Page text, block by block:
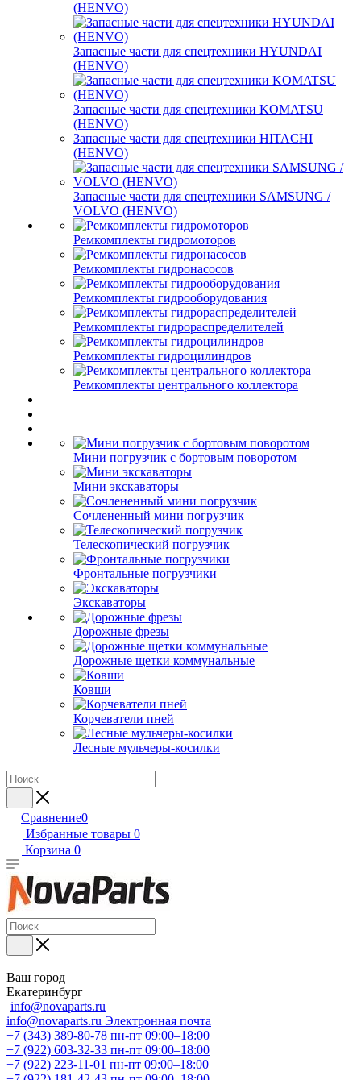
(HENVO)
Запасные части для спецтехники HYUNDAI
(HENVO)
Запасные части для спецтехники KOMATSU
(HENVO)
Запасные части для спецтехники HITACHI
(HENVO)
Запасные части для спецтехники SAMSUNG /
VOLVO (HENVO)
Ремкомплекты гидромоторов
Ремкомплекты гидронасосов
Ремкомплекты гидрооборудования
Ремкомплекты гидрораспределителей
Ремкомплекты гидроцилиндров
Ремкомплекты центрального коллектора
Мини погрузчик с бортовым поворотом
Мини экскаваторы
Сочлененный мини погрузчик
Телескопический погрузчик
Фронтальные погрузчики
Экскаваторы
Дорожные фрезы
Дорожные щетки коммунальные
Ковши
Корчеватели пней
Лесные мульчеры-косилки
Сравнение0
Избранные товары 0
Корзина 0
Ваш город
Екатеринбург
info@novaparts.ru
info@novaparts.ru Электронная почта
+7 (343) 389-80-78 пн-пт 09:00–18:00
+7 (922) 603-32-33 пн-пт 09:00–18:00
+7 (922) 223-11-01 пн-пт 09:00–18:00